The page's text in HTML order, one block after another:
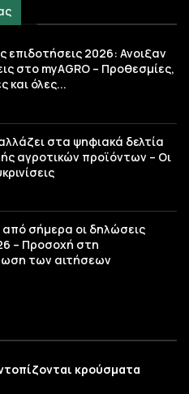
επιδοτήσεις 2026: Ανοιξαν
στο myAGRO – Προθεσμίες,
και όλες...
στα ψηφιακά δελτία
αγροτικών προϊόντων – Οι
από σήμερα οι δηλώσεις
– Προσοχή στη
των αιτήσεων
κρούσματα